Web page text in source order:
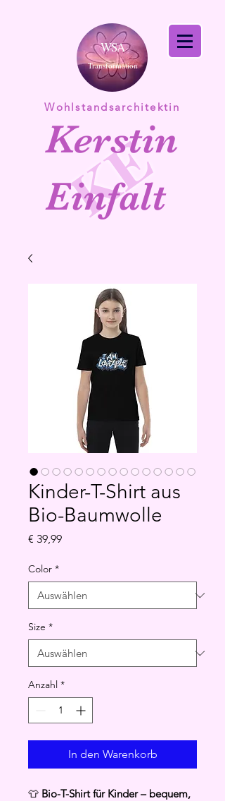
Wohlstandsarchitektin
KE
WSA
Transformation
Kerstin
Einfalt
Kinder-T-Shirt aus
Bio-Baumwolle
€ 39,99Preis
Color *
Size *
Anzahl *
In den Warenkorb
👕 Bio-T-Shirt für Kinder – bequem,